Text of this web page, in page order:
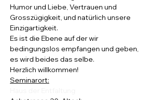
Humor und Liebe, Vertrauen und
Grosszügigkeit, und natürlich unsere
Einzigartigkeit.
Es ist die Ebene auf der wir
bedingungslos empfangen und geben,
es wird beides das selbe.
Herzlich willkommen!
Seminarort: